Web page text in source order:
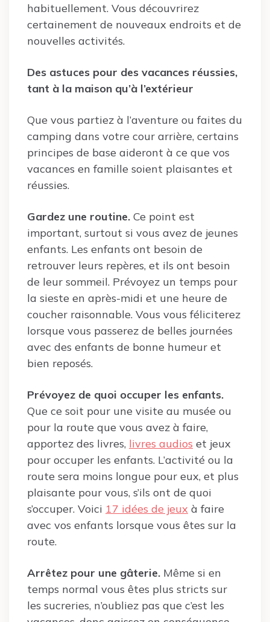
habituellement. Vous découvrirez
certainement de nouveaux endroits et de
nouvelles activités.
Des astuces pour des vacances réussies,
tant à la maison qu’à l’extérieur
Que vous partiez à l’aventure ou faites du
camping dans votre cour arrière, certains
principes de base aideront à ce que vos
vacances en famille soient plaisantes et
réussies.
Gardez une routine. Ce point est
important, surtout si vous avez de jeunes
enfants. Les enfants ont besoin de
retrouver leurs repères, et ils ont besoin
de leur sommeil. Prévoyez un temps pour
la sieste en après-midi et une heure de
coucher raisonnable. Vous vous féliciterez
lorsque vous passerez de belles journées
avec des enfants de bonne humeur et
bien reposés.
Prévoyez de quoi occuper les enfants.
Que ce soit pour une visite au musée ou
pour la route que vous avez à faire,
apportez des livres, livres audios et jeux
pour occuper les enfants. L’activité ou la
route sera moins longue pour eux, et plus
plaisante pour vous, s’ils ont de quoi
s’occuper. Voici 17 idées de jeux à faire
avec vos enfants lorsque vous êtes sur la
route.
Arrêtez pour une gâterie. Même si en
temps normal vous êtes plus stricts sur
les sucreries, n’oubliez pas que c’est les